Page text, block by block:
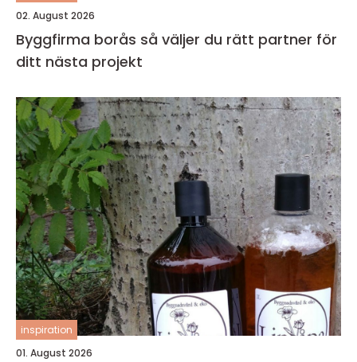
02. August 2026
Byggfirma borås så väljer du rätt partner för
ditt nästa projekt
inspiration
01. August 2026